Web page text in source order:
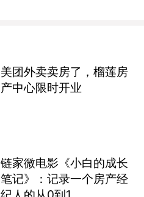
美团外卖卖房了，榴莲房
产中心限时开业
链家微电影《小白的成长
笔记》：记录一个房产经